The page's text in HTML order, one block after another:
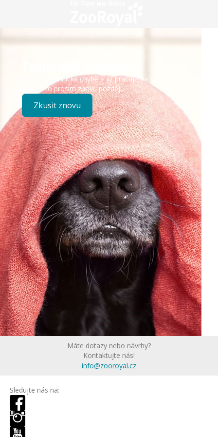
Došlo k technické chybě – již pracujeme na opravě.
Zkuste to prosím znovu později.
Zkusit znovu
Máte dotazy nebo návrhy?
Kontaktujte nás!
info@zooroyal.cz
Sledujte nás na: